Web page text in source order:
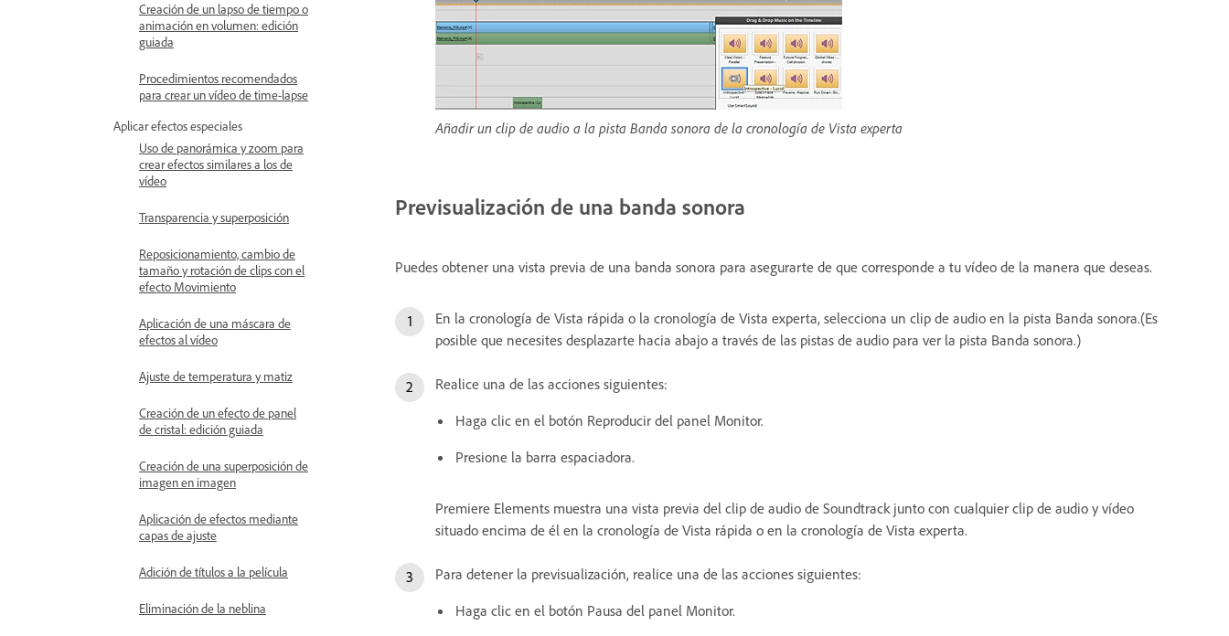
Creación de un lapso de tiempo o
animación en volumen: edición
guiada
Procedimientos recomendados
para crear un vídeo de time-lapse
Aplicar efectos especiales
Uso de panorámica y zoom para
crear efectos similares a los de
vídeo
Transparencia y superposición
Reposicionamiento, cambio de
tamaño y rotación de clips con el
efecto Movimiento
Aplicación de una máscara de
efectos al vídeo
Ajuste de temperatura y matiz
Creación de un efecto de panel
de cristal: edición guiada
Creación de una superposición de
imagen en imagen
Aplicación de efectos mediante
capas de ajuste
Adición de títulos a la película
Eliminación de la neblina
Añadir un clip de audio a la pista Banda sonora de la cronología de Vista experta
Previsualización de una banda sonora
Puedes obtener una vista previa de una banda sonora para asegurarte de que corresponde a tu vídeo de la manera que deseas.
En la cronología de Vista rápida o la cronología de Vista experta, selecciona un clip de audio en la pista Banda sonora.(Es
posible que necesites desplazarte hacia abajo a través de las pistas de audio para ver la pista Banda sonora.)
Realice una de las acciones siguientes:
Haga clic en el botón Reproducir del panel Monitor.
Presione la barra espaciadora.
Premiere Elements muestra una vista previa del clip de audio de Soundtrack junto con cualquier clip de audio y vídeo
situado encima de él en la cronología de Vista rápida o en la cronología de Vista experta.
Para detener la previsualización, realice una de las acciones siguientes:
Haga clic en el botón Pausa del panel Monitor.